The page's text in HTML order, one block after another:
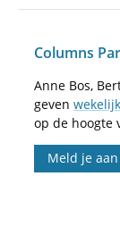
Columns
Anne Bos,
geven
op de hoogte
Meld je aan